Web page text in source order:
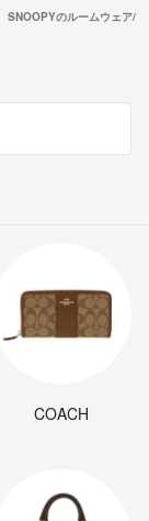
SNOOPYのルームウェア/
COACH